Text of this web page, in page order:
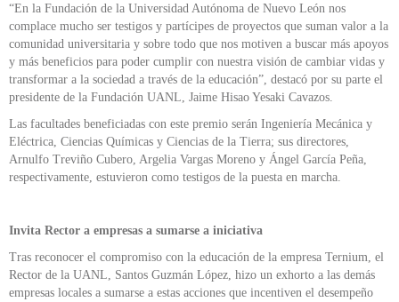
“En la Fundación de la Universidad Autónoma de Nuevo León nos
complace mucho ser testigos y partícipes de proyectos que suman valor a la
comunidad universitaria y sobre todo que nos motiven a buscar más apoyos
y más beneficios para poder cumplir con nuestra visión de cambiar vidas y
transformar a la sociedad a través de la educación”, destacó por su parte el
presidente de la Fundación UANL, Jaime Hisao Yesaki Cavazos.
Las facultades beneficiadas con este premio serán Ingeniería Mecánica y
Eléctrica, Ciencias Químicas y Ciencias de la Tierra; sus directores,
Arnulfo Treviño Cubero, Argelia Vargas Moreno y Ángel García Peña,
respectivamente, estuvieron como testigos de la puesta en marcha.
Invita Rector a empresas a sumarse a iniciativa
Tras reconocer el compromiso con la educación de la empresa Ternium, el
Rector de la UANL, Santos Guzmán López, hizo un exhorto a las demás
empresas locales a sumarse a estas acciones que incentiven el desempeño